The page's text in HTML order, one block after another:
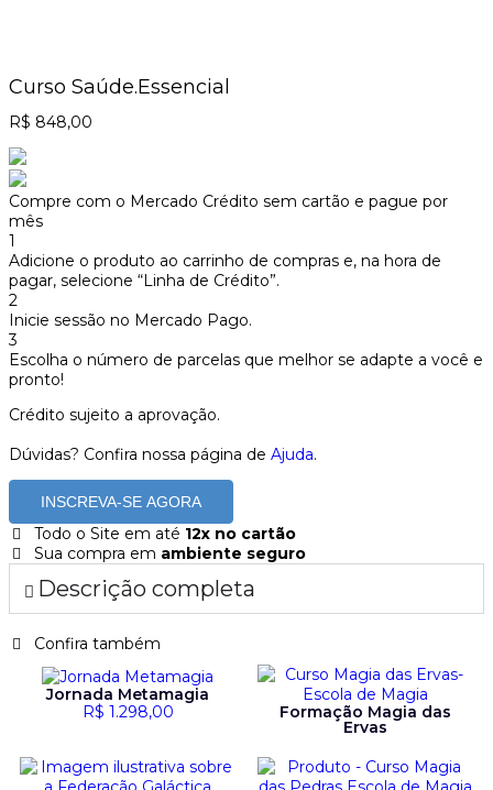
Curso Saúde.Essencial
R$ 848,00
Compre com o Mercado Crédito sem cartão e pague por
mês
1
Adicione o produto ao carrinho de compras e, na hora de
pagar, selecione “Linha de Crédito”.
2
Inicie sessão no Mercado Pago.
3
Escolha o número de parcelas que melhor se adapte a você e
pronto!
Crédito sujeito a aprovação.
Dúvidas? Confira nossa página de Ajuda.
INSCREVA-SE AGORA
Todo o Site em até 12x no cartão
Sua compra em ambiente seguro
Descrição completa
Confira também
Jornada Metamagia
R$ 1.298,00 Formação Magia das
Ervas